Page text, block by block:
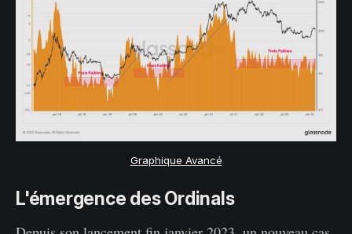
Graphique Avancé
L'émergence des Ordinals